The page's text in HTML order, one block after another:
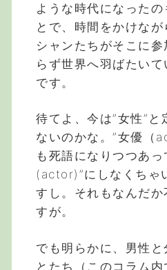
ような時代になったの
とで、時間をかけな
シャンたちがそこに
らず世界へ羽ばたい
です。
待てよ、今は”女性”と
ないのかな。”女優（
も死語になりつつあっ
(actor)”にしなくちゃ
すし。それもなんだ
すが。
でも明らかに、男性
とたち（このコラム